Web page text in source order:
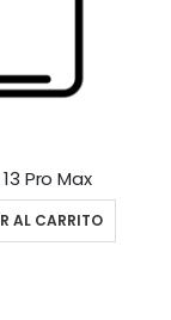
Pro Max
AL CARRITO